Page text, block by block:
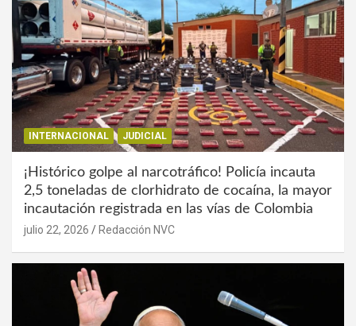
INTERNACIONAL JUDICIAL
¡Histórico golpe al narcotráfico! Policía incauta
2,5 toneladas de clorhidrato de cocaína, la mayor
incautación registrada en las vías de Colombia
julio 22, 2026 Redacción NVC